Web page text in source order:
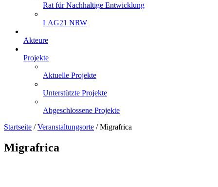
Rat für Nachhaltige Entwicklung
LAG21 NRW
Akteure
Projekte
Aktuelle Projekte
Unterstützte Projekte
Abgeschlossene Projekte
Startseite /Veranstaltungsorte /Migrafrica
Migrafrica